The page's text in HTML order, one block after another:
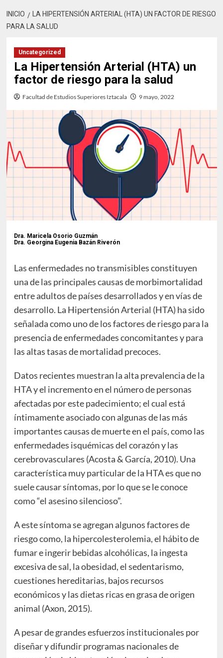
INICIO
LA HIPERTENSIÓN ARTERIAL (HTA) UN FACTOR DE RIESGO
PARA LA SALUD
Uncategorized
La Hipertensión Arterial (HTA) un
factor de riesgo para la salud
Facultad de Estudios Superiores Iztacala 9 mayo, 2022
Dra. Maricela Osorio Guzmán
Dra. Georgina Eugenia Bazán Riverón
Las enfermedades no transmisibles constituyen
una de las principales causas de morbimortalidad
entre adultos de países desarrollados y en vías de
desarrollo. La Hipertensión Arterial (HTA) ha sido
señalada como uno de los factores de riesgo para la
presencia de enfermedades concomitantes y para
las altas tasas de mortalidad precoces.
Datos recientes muestran la alta prevalencia de la
HTA y el incremento en el número de personas
afectadas por este padecimiento; el cual está
íntimamente asociado con algunas de las más
importantes causas de muerte en el país, como las
enfermedades isquémicas del corazón y las
cerebrovasculares (Acosta & García, 2010). Una
característica muy particular de la HTA es que no
suele causar síntomas, por lo que se le conoce
como “el asesino silencioso”.
A este síntoma se agregan algunos factores de
riesgo como, la hipercolesterolemia, el hábito de
fumar e ingerir bebidas alcohólicas, la ingesta
excesiva de sal, la obesidad, el sedentarismo,
cuestiones hereditarias, bajos recursos
económicos y las dietas ricas en grasa de origen
animal (Axon, 2015).
A pesar de grandes esfuerzos institucionales por
diseñar y difundir programas nacionales de